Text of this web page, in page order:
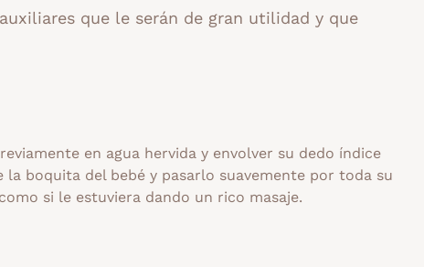
que le serán de gran utilidad y que
en agua hervida y envolver su dedo índice
boquita del bebé y pasarlo suavemente por toda su
si le estuviera dando un rico masaje.